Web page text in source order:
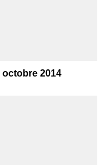
octobre 2014